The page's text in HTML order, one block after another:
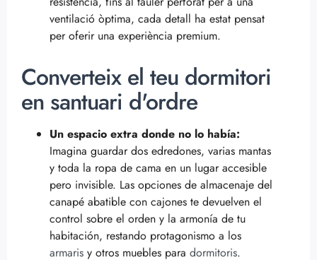
ventilació òptima, cada detall ha estat pensat
per oferir una experiència premium.
Converteix el teu dormitori
en santuari d'ordre
Un espacio extra donde no lo había:
Imagina guardar dos edredones, varias mantas
y toda la ropa de cama en un lugar accesible
pero invisible. Las opciones de almacenaje del
canapé abatible con cajones te devuelven el
control sobre el orden y la armonía de tu
habitación, restando protagonismo a los
armaris y otros muebles para dormitoris.